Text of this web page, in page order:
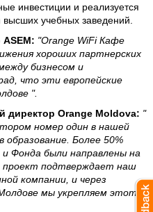
инвестиции и реализуется
учебных заведений.
"Orange WiFi Кафе
хороших партнерских
бизнесом и
что эти европейские
".
директор Orange Moldova: "
номер один в нашей
образование. Более 50%
Фонда были направлены на
подтверждает наш
компании, и через
мы укрепляем этот